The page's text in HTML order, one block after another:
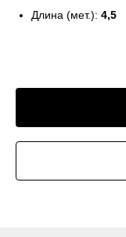
Длина (мет.): 4,5